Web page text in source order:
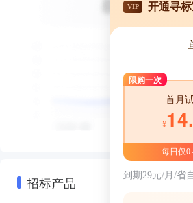
招标产品
VIP 开通寻
限购一次
首月
¥
每日仅
到期29元/月/省